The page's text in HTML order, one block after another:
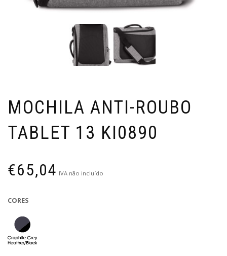
MOCHILA ANTI-ROUBO
TABLET 13 KI0890
€65,04 IVA não incluído
CORES